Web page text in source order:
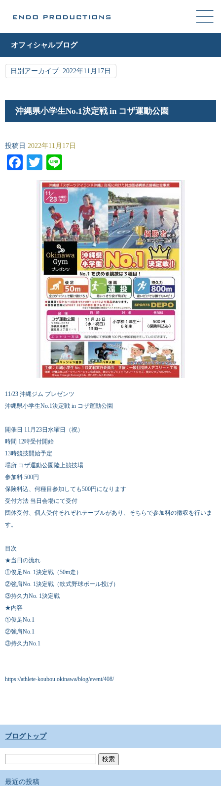
オフィシャルブログ
日別アーカイブ: 2022年11月17日
沖縄県小学生No.1決定戦 in コザ運動公園
投稿日 2022年11月17日
Facebook
Twitter
11/23 沖縄ジム プレゼンツ
沖縄県小学生No.1決定戦 in コザ運動公園
開催日 11月23日水曜日（祝）
時間 12時受付開始
13時競技開始予定
場所 コザ運動公園陸上競技場
参加料 500円
保険料込、何種目参加しても500円になります
受付方法 当日会場にて受付
団体受付、個人受付それぞれテーブルがあり、そちらで参加料の徴収を行いま
す。
目次
★当日の流れ
①俊足No. 1決定戦（50m走）
②強肩No. 1決定戦（軟式野球ボール投げ）
③持久力No. 1決定戦
★内容
①俊足No.1
②強肩No.1
③持久力No.1
https://athlete-koubou.okinawa/blog/event/408/
ブログトップ
最近の投稿